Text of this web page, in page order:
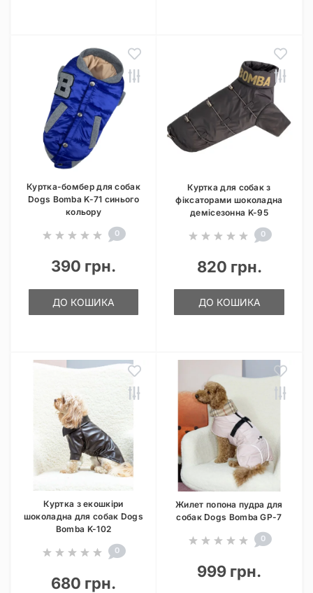
Куртка-бомбер для собак
Dogs Bomba K-71 синього
кольору
0
390 грн.
ДО КОШИКА
Куртка для собак з
фіксаторами шоколадна
демісезонна K-95
0
820 грн.
ДО КОШИКА
Куртка з екошкіри
шоколадна для собак Dogs
Bomba K-102
0
680 грн.
Жилет попона пудра для
собак Dogs Bomba GP-7
0
999 грн.